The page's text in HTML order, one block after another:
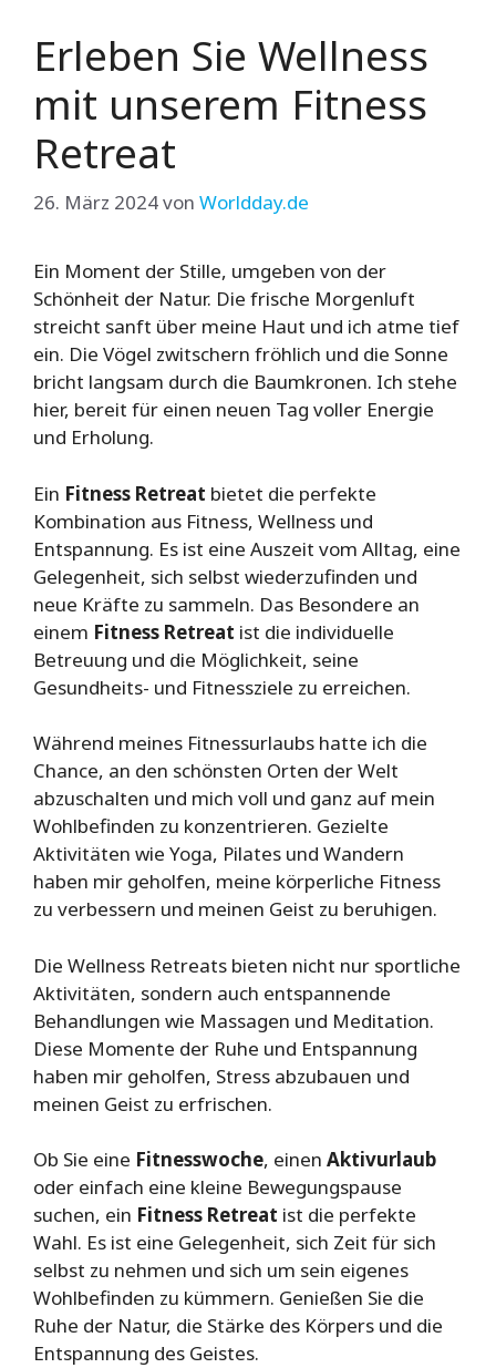
Erleben Sie Wellness
mit unserem Fitness
Retreat
26. März 2024von Worldday.de
Ein Moment der Stille, umgeben von der
Schönheit der Natur. Die frische Morgenluft
streicht sanft über meine Haut und ich atme tief
ein. Die Vögel zwitschern fröhlich und die Sonne
bricht langsam durch die Baumkronen. Ich stehe
hier, bereit für einen neuen Tag voller Energie
und Erholung.
Ein Fitness Retreat bietet die perfekte
Kombination aus Fitness, Wellness und
Entspannung. Es ist eine Auszeit vom Alltag, eine
Gelegenheit, sich selbst wiederzufinden und
neue Kräfte zu sammeln. Das Besondere an
einem Fitness Retreat ist die individuelle
Betreuung und die Möglichkeit, seine
Gesundheits- und Fitnessziele zu erreichen.
Während meines Fitnessurlaubs hatte ich die
Chance, an den schönsten Orten der Welt
abzuschalten und mich voll und ganz auf mein
Wohlbefinden zu konzentrieren. Gezielte
Aktivitäten wie Yoga, Pilates und Wandern
haben mir geholfen, meine körperliche Fitness
zu verbessern und meinen Geist zu beruhigen.
Die Wellness Retreats bieten nicht nur sportliche
Aktivitäten, sondern auch entspannende
Behandlungen wie Massagen und Meditation.
Diese Momente der Ruhe und Entspannung
haben mir geholfen, Stress abzubauen und
meinen Geist zu erfrischen.
Ob Sie eine Fitnesswoche, einen Aktivurlaub
oder einfach eine kleine Bewegungspause
suchen, ein Fitness Retreat ist die perfekte
Wahl. Es ist eine Gelegenheit, sich Zeit für sich
selbst zu nehmen und sich um sein eigenes
Wohlbefinden zu kümmern. Genießen Sie die
Ruhe der Natur, die Stärke des Körpers und die
Entspannung des Geistes.